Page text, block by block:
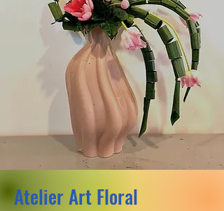
Atelier Art Floral